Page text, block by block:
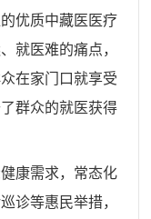
优质中藏医医疗
就医难的痛点，
在家门口就享受
群众的就医获得
康需求，常态化
诊等惠民举措，